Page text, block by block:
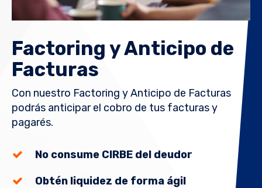
Factoring y Anticipo de
Facturas
Con nuestro Factoring y Anticipo de Facturas
podrás anticipar el cobro de tus facturas y
pagarés.
No consume CIRBE del deudor
Obtén liquidez de forma ágil